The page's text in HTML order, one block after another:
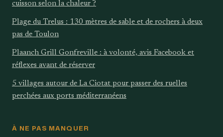
cuisson selon la chaleur ?
Plage du Trelus : 130 mètres de sable et de rochers à deux
pas de Toulon
Plaanch Grill Gonfreville : à volonté, avis Facebook et
réflexes avant de réserver
5 villages autour de La Ciotat pour passer des ruelles
perchées aux ports méditerranéens
À NE PAS MANQUER